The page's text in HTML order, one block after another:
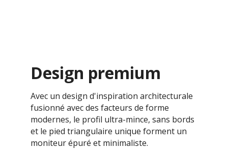
Design premium
Avec un design d'inspiration architecturale
fusionné avec des facteurs de forme
modernes, le profil ultra-mince, sans bords
et le pied triangulaire unique forment un
moniteur épuré et minimaliste.